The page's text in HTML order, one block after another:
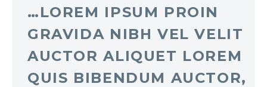
…LOREM IPSUM PROIN
GRAVIDA NIBH VEL VELIT
AUCTOR ALIQUET LOREM
QUIS BIBENDUM AUCTOR,